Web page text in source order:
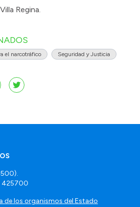
Regina.
el narcotráfico Seguridad y Justicia
425700
de los organismos del Estado